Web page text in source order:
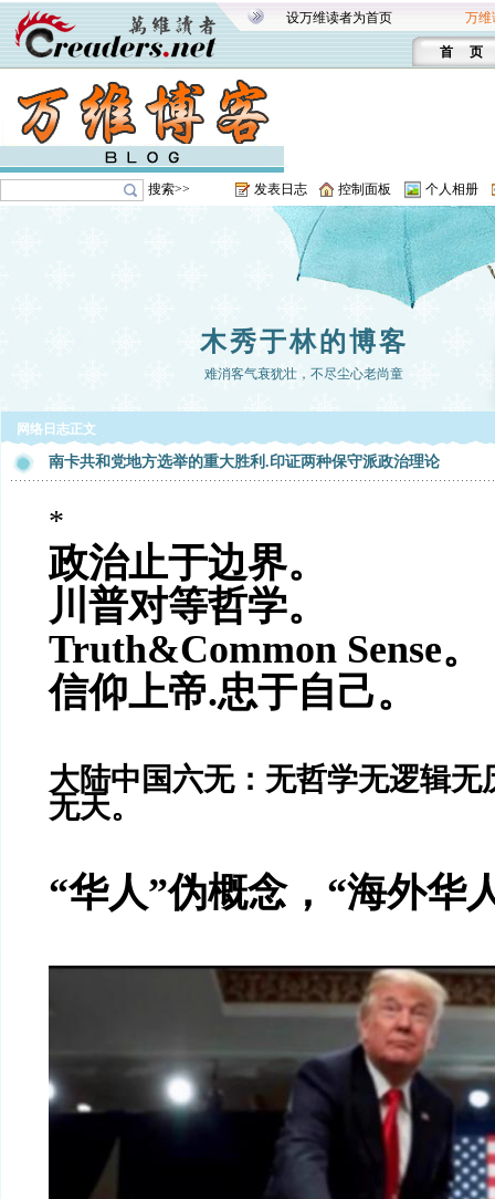
设万维读者为首页 万维
首 页
搜索>> 发表日志 控制面板 个人相册
木秀于林的博客
难消客气衰犹壮，不尽尘心老尚童
网络日志正文
南卡共和党地方选举的重大胜利.印证两种保守派政治理论
*
政治止于边界。
川普对等哲学。
Truth&Common Sense。
信仰上帝.忠于自己。
大陆中国六无：无哲学无逻辑无
无天。
“华人”伪概念，“海外华